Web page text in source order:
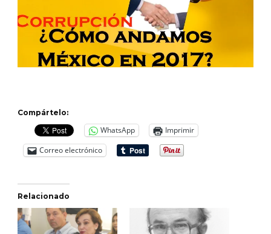
Compártelo:
WhatsApp
Imprimir
Correo electrónico
Relacionado